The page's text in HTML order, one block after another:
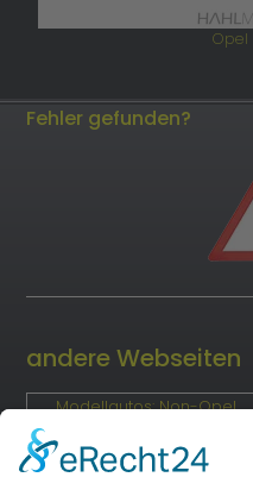
Opel
andere Webseiten
Modellautos: Non-Opel
andere.hahlmodelle.de
Fehler gefunden?